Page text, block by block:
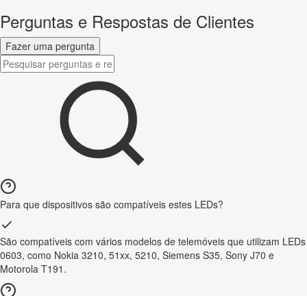
Perguntas e Respostas de Clientes
Fazer uma pergunta
Para que dispositivos são compatíveis estes LEDs?
São compatíveis com vários modelos de telemóveis que utilizam LEDs
0603, como Nokia 3210, 51xx, 5210, Siemens S35, Sony J70 e
Motorola T191.